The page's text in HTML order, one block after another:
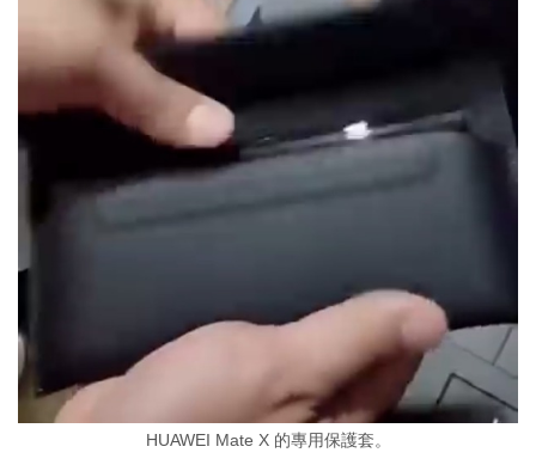
HUAWEI Mate X 的專用保護套。